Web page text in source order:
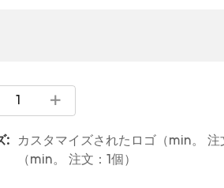
:
カスタマイズされたロゴ（min。
（min。 注文：1個）